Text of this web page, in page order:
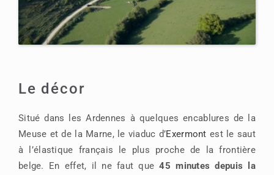
Le décor
Situé dans les Ardennes à quelques encablures de la
Meuse et de la Marne, le viaduc d’Exermont est le saut
à l’élastique français le plus proche de la frontière
belge. En effet, il ne faut que45 minutes depuis la